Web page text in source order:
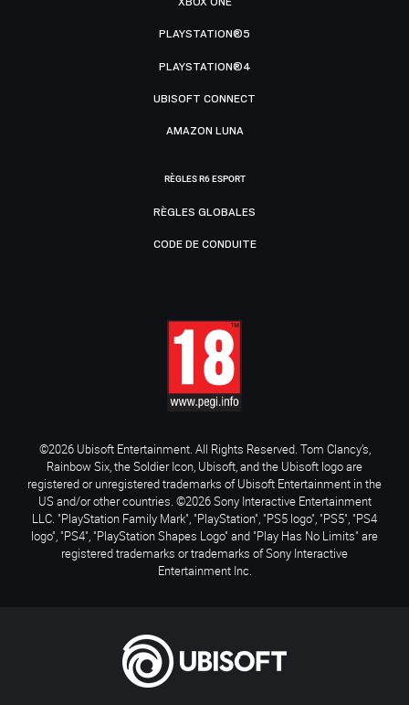
PLAYSTATION®5
PLAYSTATION®4
UBISOFT CONNECT
AMAZON LUNA
RÈGLES R6 ESPORT
RÈGLES GLOBALES
CODE DE CONDUITE
©2026 Ubisoft Entertainment. All Rights Reserved. Tom Clancy’s,
Rainbow Six, the Soldier Icon, Ubisoft, and the Ubisoft logo are
registered or unregistered trademarks of Ubisoft Entertainment in the
US and/or other countries. ©2026 Sony Interactive Entertainment
LLC. "PlayStation Family Mark", "PlayStation", "PS5 logo", "PS5", "PS4
logo", "PS4", "PlayStation Shapes Logo" and "Play Has No Limits" are
registered trademarks or trademarks of Sony Interactive
Entertainment Inc.